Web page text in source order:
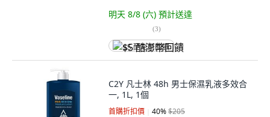
明天 8/8 (六) 預計送達
(3)
$5 酷澎幣回饋
C2Y 凡士林 48h 男士保濕乳液多效合
一, 1L, 1個
首購折扣價 40%$205